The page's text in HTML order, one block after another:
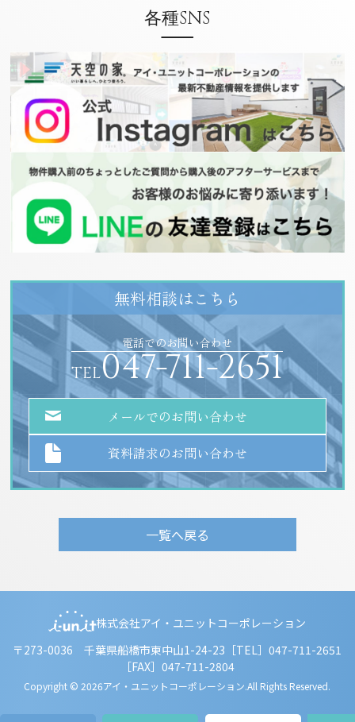
各種SNS
無料相談はこちら
電話でのお問い合わせ
TEL047-711-2651
メールでのお問い合わせ
資料請求のお問い合わせ
一覧へ戻る
株式会社アイ・ユニットコーポレーション
〒273-0036 千葉県船橋市東中山1-24-23 ［TEL］047-711-2651
［FAX］047-711-2804
Copyright © 2026アイ・ユニットコーポレーション.All Rights Reserved.